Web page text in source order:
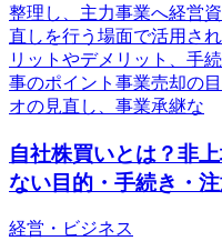
整理し、主力事業へ経営
直しを行う場面で活用さ
リットやデメリット、手
事のポイント事業売却の
オの見直し、事業承継な
自社株買いとは？非
ない目的・手続き・
経営・ビジネス